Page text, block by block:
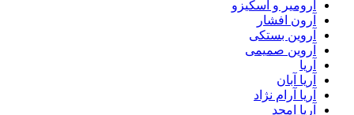
آرومیر و اسکیزو
آرون افشار
آروین بستکی
آروین صمیمی
آریا
آریا آبان
آریا آرام نژاد
آریا امجد